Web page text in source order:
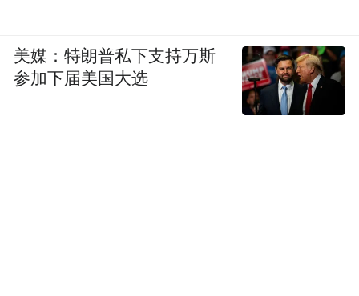
美媒：特朗普私下支持万斯
参加下届美国大选